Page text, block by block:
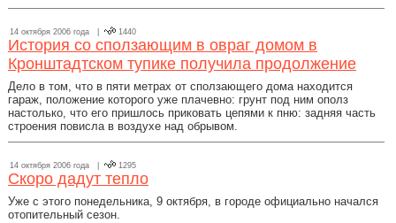
14 октября 2006 года | 1440
История со сползающим в овраг домом в
Кронштадтском тупике получила продолжение
Дело в том, что в пяти метрах от сползающего дома находится
гараж, положение которого уже плачевно: грунт под ним ополз
настолько, что его пришлось приковать цепями к пню: задняя часть
строения повисла в воздухе над обрывом.
14 октября 2006 года | 1295
Скоро дадут тепло
Уже с этого понедельника, 9 октября, в городе официально начался
отопительный сезон.